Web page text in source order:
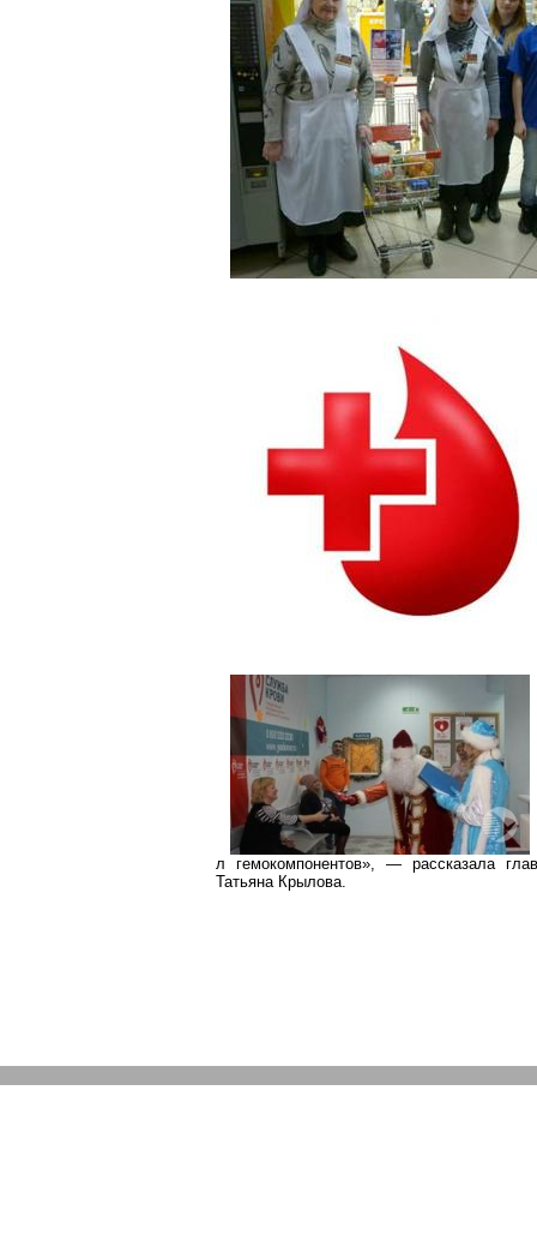
л гемокомпонентов», — рассказала
Татьяна Крылова.